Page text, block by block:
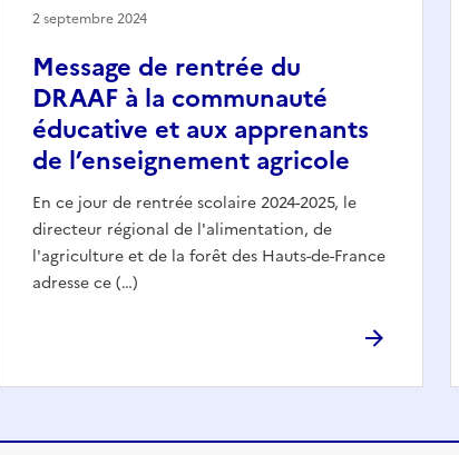
Message de rentrée du
DRAAF à la communauté
éducative et aux apprenants
de l’enseignement agricole
En ce jour de rentrée scolaire 2024-2025, le
directeur régional de l'alimentation, de
l'agriculture et de la forêt des Hauts-de-France
adresse ce (…)
2 septembre 2024